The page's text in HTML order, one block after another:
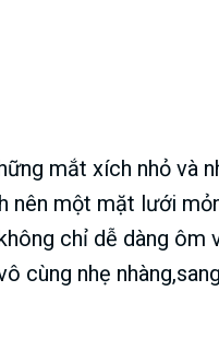
mắt xích nhỏ và
nên một mặt lưới
chỉ dễ dàng ôm
cùng nhẹ